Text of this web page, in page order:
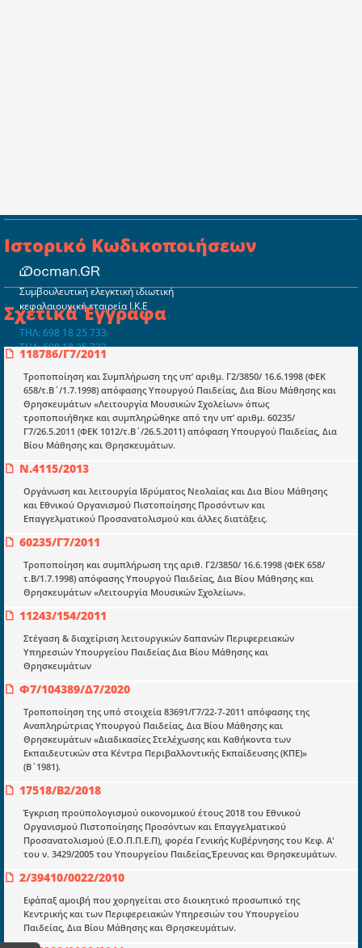
Ιστορικό Κωδικοποιήσεων
Σχετικά Έγγραφα
118786/Γ7/2011
Τροποποίηση και Συμπλήρωση της υπ’ αριθμ. Γ2/3850/ 16.6.1998 (ΦΕΚ
658/τ.Β΄/1.7.1998) απόφασης Υπουργού Παιδείας, Δια Βίου Μάθησης και
Θρησκευμάτων «Λειτουργία Μουσικών Σχολείων» όπως
τροποποιήθηκε και συμπληρώθηκε από την υπ’ αριθμ. 60235/
Γ7/26.5.2011 (ΦΕΚ 1012/τ.Β΄/26.5.2011) απόφαση Υπουργού Παιδείας, Δια
Βίου Μάθησης και Θρησκευμάτων.
Ν.4115/2013
Οργάνωση και λειτουργία Ιδρύματος Νεολαίας και Δια Βίου Μάθησης
και Εθνικού Οργανισμού Πιστοποίησης Προσόντων και
Επαγγελματικού Προσανατολισμού και άλλες διατάξεις.
60235/Γ7/2011
Τροποποίηση και συμπλήρωση της αριθ. Γ2/3850/ 16.6.1998 (ΦΕΚ 658/
τ.Β/1.7.1998) απόφασης Υπουργού Παιδείας, Δια Βίου Μάθησης και
Θρησκευμάτων «Λειτουργία Μουσικών Σχολείων».
11243/154/2011
Στέγαση & διαχείριση λειτουργικών δαπανών Περιφερειακών
Υπηρεσιών Υπουργείου Παιδείας Δια Βίου Μάθησης και
Θρησκευμάτων
Φ7/104389/Δ7/2020
Τροποποίηση της υπό στοιχεία 83691/Γ7/22-7-2011 απόφασης της
Αναπληρώτριας Υπουργού Παιδείας, Δια Βίου Μάθησης και
Θρησκευμάτων «Διαδικασίες Στελέχωσης και Καθήκοντα των
Εκπαιδευτικών στα Κέντρα Περιβαλλοντικής Εκπαίδευσης (ΚΠΕ)»
(Β΄1981).
17518/Β2/2018
Έγκριση προϋπολογισμού οικονομικού έτους 2018 του Εθνικού
Οργανισμού Πιστοποίησης Προσόντων και Επαγγελματικού
Προσανατολισμού (Ε.Ο.Π.Π.Ε.Π), φορέα Γενικής Κυβέρνησης του Κεφ. Α'
του ν. 3429/2005 του Υπουργείου Παιδείας,Έρευνας και Θρησκευμάτων.
2/39410/0022/2010
Εφάπαξ αμοιβή που χορηγείται στο διοικητικό προσωπικό της
Κεντρικής και των Περιφερειακών Υπηρεσιών του Υπουργείου
Παιδείας, Δια Βίου Μάθησης και Θρησκευμάτων.
Συμβουλευτική ελεγκτική ιδιωτική
κεφαλαιουχική εταιρεία Ι.Κ.Ε
ΤΗΛ: 698 18 25 733
ΤΗΛ: 698 18 25 732
mydocmangr@gmail.com
Docman.gr
Ποιοί είμαστε;
Μια πολυετής εθελοντική προσπάθεια που
στην διάδοση της γνώσης.
Ενότητες
Επικαιρότητα
E-book
Οδηγοί εκκαθάρισης
Νόμοι και προεδρικά διατάγματα
Υπουργικές αποφάσεις
Νομολογία και Γνωμοδοτήσεις ΝΣΚ
Πληροφορίες
Είσοδος
Εγγραφή
Οδηγίες Εγγραφής
Βοηθός Αναζήτησης
Οροι χρησης ιστοτοπου